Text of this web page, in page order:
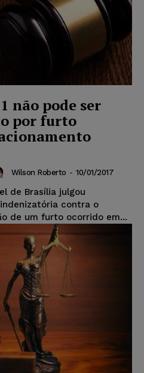
não pode ser
por furto
Wilson Roberto - 10/01/2017
de Brasília julgou
contra o
de um furto ocorrido em...